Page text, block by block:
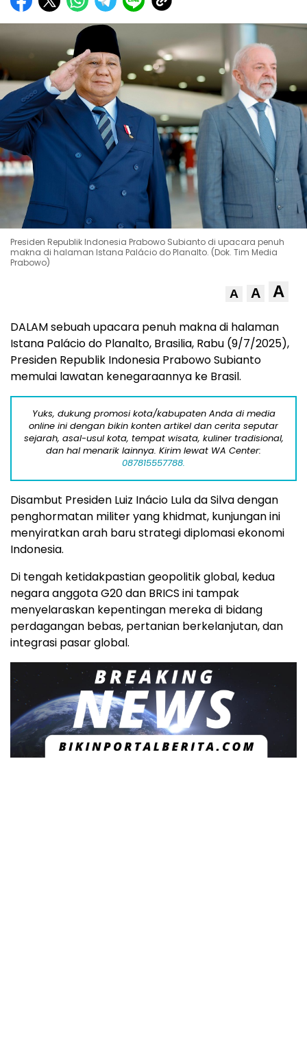
Presiden Republik Indonesia Prabowo Subianto di upacara penuh
makna di halaman Istana Palácio do Planalto. (Dok. Tim Media
Prabowo)
A A A
DALAM sebuah upacara penuh makna di halaman
Istana Palácio do Planalto, Brasilia, Rabu (9/7/2025),
Presiden Republik Indonesia Prabowo Subianto
memulai lawatan kenegaraannya ke Brasil.
Yuks, dukung promosi kota/kabupaten Anda di media
online ini dengan bikin konten artikel dan cerita seputar
sejarah, asal-usul kota, tempat wisata, kuliner tradisional,
dan hal menarik lainnya. Kirim lewat WA Center:
087815557788.
Disambut Presiden Luiz Inácio Lula da Silva dengan
penghormatan militer yang khidmat, kunjungan ini
menyiratkan arah baru strategi diplomasi ekonomi
Indonesia.
Di tengah ketidakpastian geopolitik global, kedua
negara anggota G20 dan BRICS ini tampak
menyelaraskan kepentingan mereka di bidang
perdagangan bebas, pertanian berkelanjutan, dan
integrasi pasar global.